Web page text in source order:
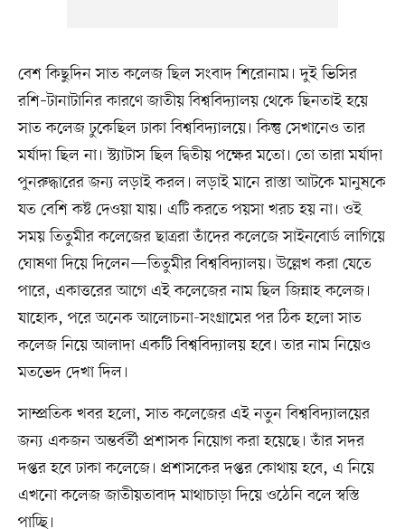
বেশ কিছুদিন সাত কলেজ ছিল সংবাদ শিরোনাম। দুই ভিসির
রশি–টানাটানির কারণে জাতীয় বিশ্ববিদ্যালয় থেকে ছিনতাই হয়ে
সাত কলেজ ঢুকেছিল ঢাকা বিশ্ববিদ্যালয়ে। কিন্তু সেখানেও তার
মর্যাদা ছিল না। স্ট্যাটাস ছিল দ্বিতীয় পক্ষের মতো। তো তারা মর্যাদা
পুনরুদ্ধারের জন্য লড়াই করল। লড়াই মানে রাস্তা আটকে মানুষকে
যত বেশি কষ্ট দেওয়া যায়। এটি করতে পয়সা খরচ হয় না। ওই
সময় তিতুমীর কলেজের ছাত্ররা তাঁদের কলেজে সাইনবোর্ড লাগিয়ে
ঘোষণা দিয়ে দিলেন—তিতুমীর বিশ্ববিদ্যালয়। উল্লেখ করা যেতে
পারে, একাত্তরের আগে এই কলেজের নাম ছিল জিন্নাহ কলেজ।
যাহোক, পরে অনেক আলোচনা-সংগ্রামের পর ঠিক হলো সাত
কলেজ নিয়ে আলাদা একটি বিশ্ববিদ্যালয় হবে। তার নাম নিয়েও
মতভেদ দেখা দিল।
সাম্প্রতিক খবর হলো, সাত কলেজের এই নতুন বিশ্ববিদ্যালয়ের
জন্য একজন অন্তর্বর্তী প্রশাসক নিয়োগ করা হয়েছে। তাঁর সদর
দপ্তর হবে ঢাকা কলেজে। প্রশাসকের দপ্তর কোথায় হবে, এ নিয়ে
এখনো কলেজ জাতীয়তাবাদ মাথাচাড়া দিয়ে ওঠেনি বলে স্বস্তি
পাচ্ছি।